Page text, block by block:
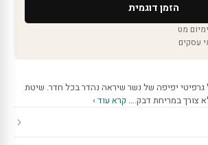
הזמן דוגמית
מט
יפיפה של נשר שיראה נהדר בכל חדר. שיטת
צורך במריחת דבק.… קרא עוד ›